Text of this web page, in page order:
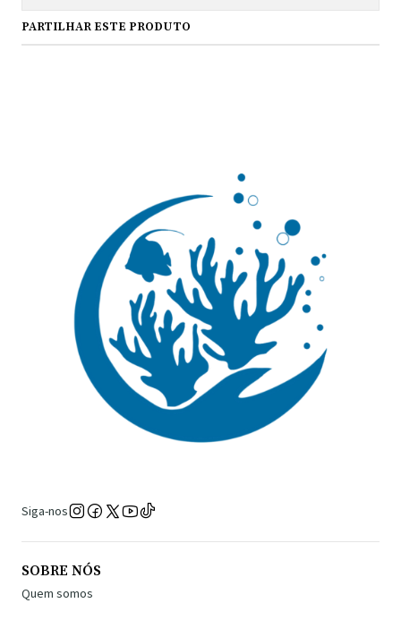
PARTILHAR ESTE PRODUTO
Siga-nos
SOBRE NÓS
Quem somos